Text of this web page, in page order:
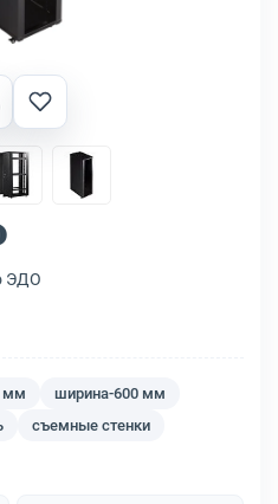
ЭДО
мм
ширина-600 мм
съемные стенки